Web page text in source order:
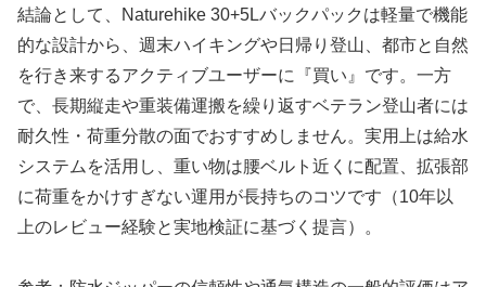
結論として、Naturehike 30+5Lバックパックは軽量で機能
的な設計から、週末ハイキングや日帰り登山、都市と自然
を行き来するアクティブユーザーに『買い』です。一方
で、長期縦走や重装備運搬を繰り返すベテラン登山者には
耐久性・荷重分散の面でおすすめしません。実用上は給水
システムを活用し、重い物は腰ベルト近くに配置、拡張部
に荷重をかけすぎない運用が長持ちのコツです（10年以
上のレビュー経験と実地検証に基づく提言）。